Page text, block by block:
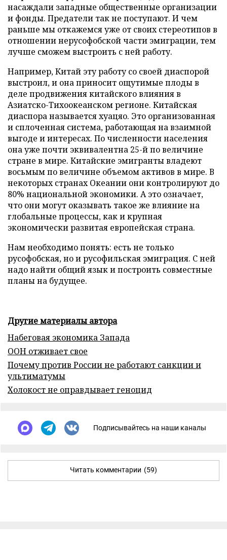
насаждали западные общественные организации
и фонды. Предатели так не поступают. И чем
раньше мы откажемся уже от своих стереотипов в
отношении нерусофобской части эмиграции, тем
лучше сможем выстроить с ней работу.
Например, Китай эту работу со своей диаспорой
выстроил, и она приносит ощутимые плоды в
деле продвижения китайского влияния в
Азиатско-Тихоокеанском регионе. Китайская
диаспора называется хуацяо. Это организованная
и сплоченная система, работающая на взаимной
выгоде и интересах. По численности населения
она уже почти эквивалентна 25-й по величине
стране в мире. Китайские эмигранты владеют
восьмым по величине объемом активов в мире. В
некоторых странах Океании они контролируют до
80% национальной экономики. А это означает,
что они могут оказывать такое же влияние на
глобальные процессы, как и крупная
экономически развитая европейская страна.
Нам необходимо понять: есть не только
русофобская, но и русофильская эмиграция. С ней
надо найти общий язык и построить совместные
планы на будущее.
Другие материалы автора
Набеговая экономика Запада
ООН отживает свое
Почему против России не работают санкции и
ультиматумы
Холокост не оправдывает геноцид
Подписывайтесь на наши каналы
Читать комментарии (59)